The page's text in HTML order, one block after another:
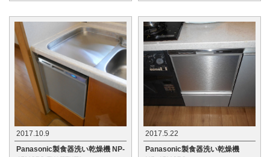
2017.10.9
Panasonic製食器洗い乾燥機 NP-
2017.5.22
Panasonic製食器洗い乾燥機